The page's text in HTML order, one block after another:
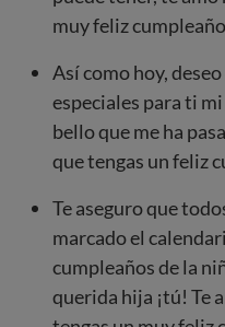
muy feliz
Así como hoy,
especiales para ti
bello que me ha
que tengas un feliz
Te aseguro que
marcado el
cumpleaños de la
querida hija ¡tú! Te